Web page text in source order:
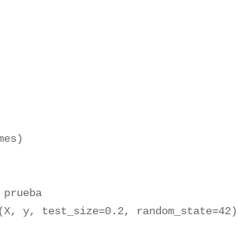
)
(X, y, test_size=0.2, random_state=42)